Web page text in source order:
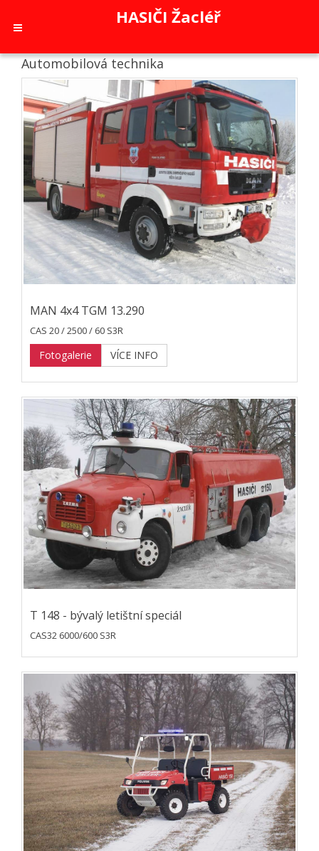
HASIČI Žacléř
Automobilová technika
MAN 4x4 TGM 13.290
CAS 20 / 2500 / 60 S3R
Fotogalerie VÍCE INFO
T 148 - bývalý letištní speciál
CAS32 6000/600 S3R